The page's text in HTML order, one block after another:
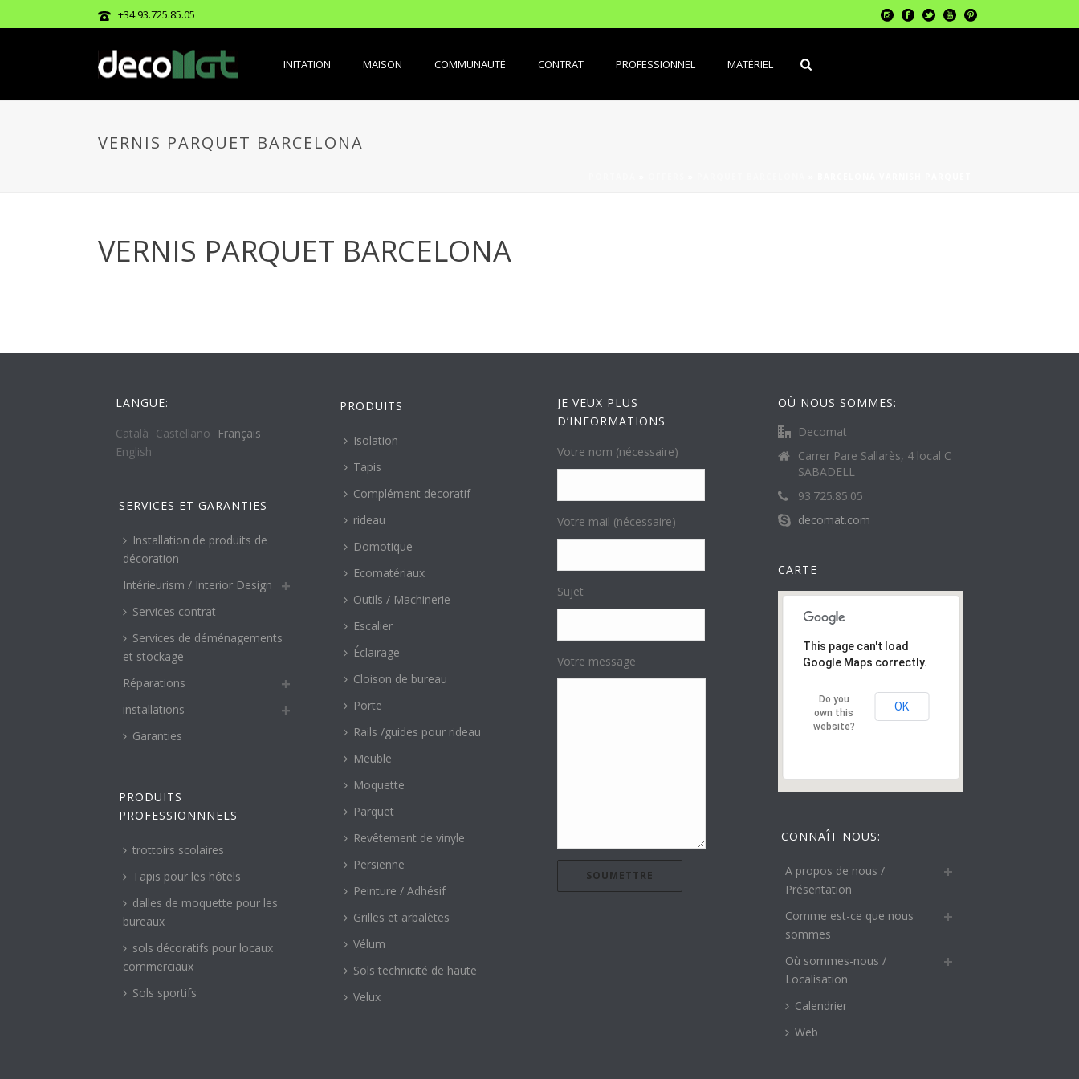
+34.93.725.85.05
INITATION MAISON COMMUNAUTÉ CONTRAT PROFESSIONNEL MATÉRIEL
VERNIS PARQUET BARCELONA
VERNIS PARQUET BARCELONA
LANGUE:
Català Castellano
Français
English
SERVICES ET GARANTIES
Installation de produits de
décoration
Intérieurism / Interior Design
Services contrat
Services de déménagements
et stockage
Réparations
installations
Garanties
PRODUITS
PROFESSIONNNELS
trottoirs scolaires
Tapis pour les hôtels
dalles de moquette pour les
bureaux
sols décoratifs pour locaux
commerciaux
Sols sportifs
PRODUITS
Isolation
Tapis
Complément decoratif
rideau
Domotique
Ecomatériaux
Outils / Machinerie
Escalier
Éclairage
Cloison de bureau
Porte
Rails /guides pour rideau
Meuble
Moquette
Parquet
Revêtement de vinyle
Persienne
Peinture / Adhésif
Grilles et arbalètes
Vélum
Sols technicité de haute
Velux
JE VEUX PLUS
D’INFORMATIONS
Votre nom (nécessaire)
Votre mail (nécessaire)
Sujet
Votre message
OÙ NOUS SOMMES:
Decomat
Carrer Pare Sallarès, 4 local C
SABADELL
93.725.85.05
decomat.com
CARTE
This page can't load
Google Maps correctly.
Do you
own this
website?
OK
CONNAÎT NOUS:
A propos de nous /
Présentation
Comme est-ce que nous
sommes
Où sommes-nous /
Localisation
Calendrier
Web